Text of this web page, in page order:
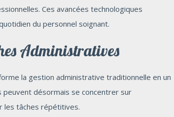
Ces avancées technologiques
du personnel soignant.
Administratives
la gestion administrative traditionnelle en un
désormais se concentrer sur
les tâches répétitives.